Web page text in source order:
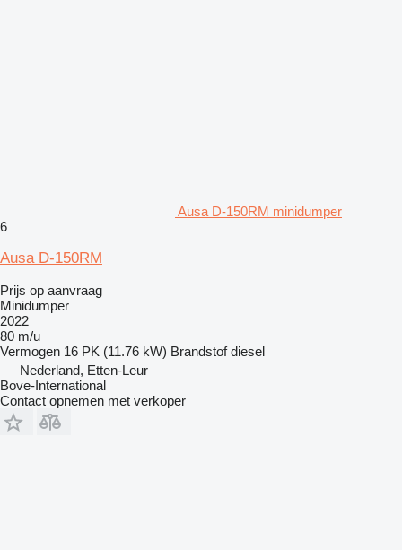
Ausa D-150RM minidumper
6
Ausa D-150RM
Prijs op aanvraag
Minidumper
2022
80 m/u
Vermogen 16 PK (11.76 kW) Brandstof diesel
Nederland, Etten-Leur
Bove-International
Contact opnemen met verkoper